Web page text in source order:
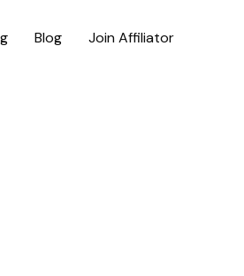
Blog Join Affiliator